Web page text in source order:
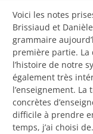
Voici les notes
Brissiaud et
grammaire
première partie.
l’histoire de notre
également très
l’enseignement.
concrètes
difficile à prendre
temps, j’ai choisi